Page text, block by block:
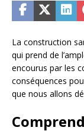
La construction
qui prend de
encourus par les
conséquences
que nous allons